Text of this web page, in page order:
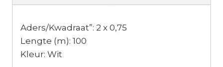
Aders/Kwadraat”: 2 x 0,75
Lengte (m): 100
Kleur: Wit